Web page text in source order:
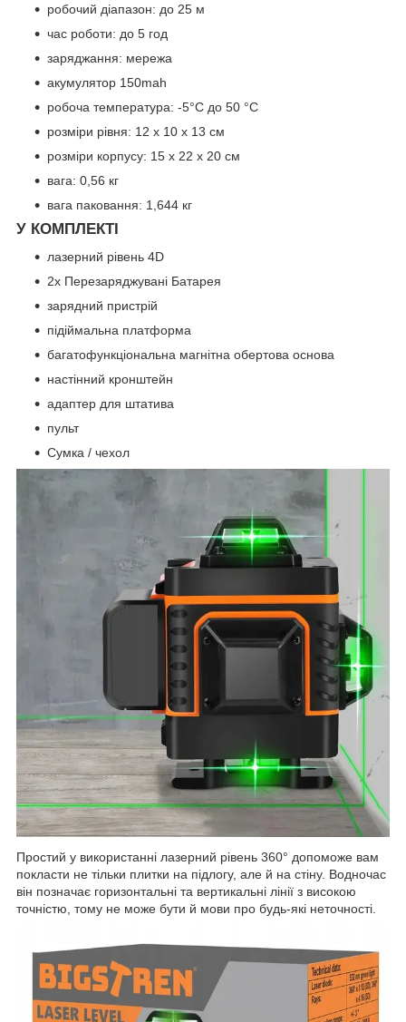
робочий діапазон: до 25 м
час роботи: до 5 год
заряджання: мережа
акумулятор 150mah
робоча температура: -5°C до 50 °C
розміри рівня: 12 x 10 x 13 см
розміри корпусу: 15 x 22 x 20 см
вага: 0,56 кг
вага паковання: 1,644 кг
У КОМПЛЕКТІ
лазерний рівень 4D
2x Перезаряджувані Батарея
зарядний пристрій
підіймальна платформа
багатофункціональна магнітна обертова основа
настінний кронштейн
адаптер для штатива
пульт
Сумка / чехол
Простий у використанні лазерний рівень 360° допоможе вам
покласти не тільки плитки на підлогу, але й на стіну. Водночас
він позначає горизонтальні та вертикальні лінії з високою
точністю, тому не може бути й мови про будь-які неточності.